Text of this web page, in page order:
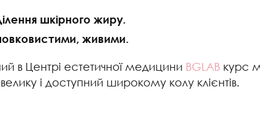
шкірного жиру.
живими.
в Центрі естетичної медицини BGLAB курс
і доступний широкому колу клієнтів.